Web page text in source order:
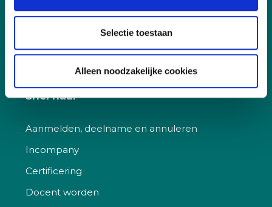
Selectie toestaan
Alleen noodzakelijke cookies
Snel naar
Aanmelden, deelname en annuleren
Incompany
Certificering
Docent worden